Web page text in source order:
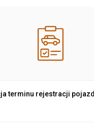
terminu rejestracji